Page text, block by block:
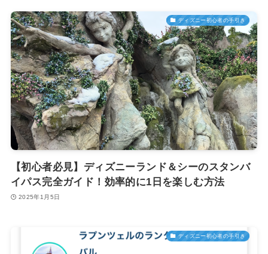
ディズニー初心者の手引き
【初心者必見】ディズニーランド＆シーのスタンバ
イパス完全ガイド！効率的に1日を楽しむ方法
2025年1月5日
ディズニー初心者の手引き